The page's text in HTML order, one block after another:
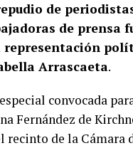
de
de prensa
representación
Arrascaeta.
convocada
Fernández de
recinto de la